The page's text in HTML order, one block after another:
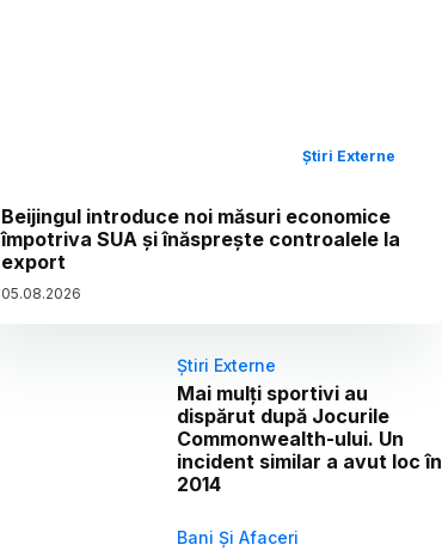
Știri Externe
Beijingul introduce noi măsuri economice
împotriva SUA și înăsprește controalele la
export
05.08.2026
Știri Externe
Mai mulți sportivi au
dispărut după Jocurile
Commonwealth-ului. Un
incident similar a avut loc în
2014
Bani Și Afaceri